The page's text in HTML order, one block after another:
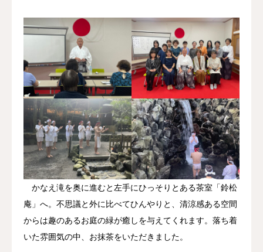
かなえ滝を奥に進むと左手にひっそりとある茶室「鈴松
庵」へ。不思議と外に比べてひんやりと、清涼感ある空間
からは趣のあるお庭の緑が癒しを与えてくれます。落ち着
いた雰囲気の中、お抹茶をいただきました。